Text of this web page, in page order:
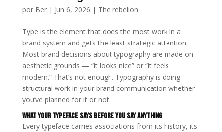
por Ber| Jun 6, 2026 | The rebelion
Type is the element that does the most work in a
brand system and gets the least strategic attention.
Most brand decisions about typography are made on
aesthetic grounds — “it looks nice” or “it feels
modern.” That’s not enough. Typography is doing
structural work in your brand communication whether
you’ve planned for it or not.
What Your Typeface Says Before You Say Anything
Every typeface carries associations from its history, its